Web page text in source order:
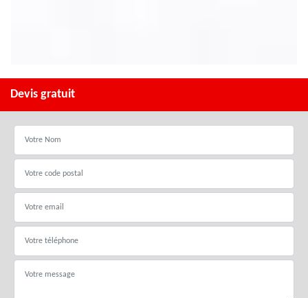
Devis gratuit